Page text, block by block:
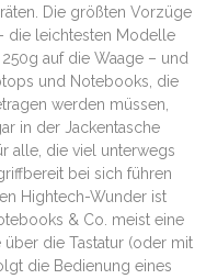
Die größten Vorzüge
die leichtesten Modelle
auf die Waage – und
und Notebooks, die
werden müssen,
in der Jackentasche
alle, die viel unterwegs
bei sich führen
Hightech-Wunder ist
& Co. meist eine
die Tastatur (oder mit
die Bedienung eines